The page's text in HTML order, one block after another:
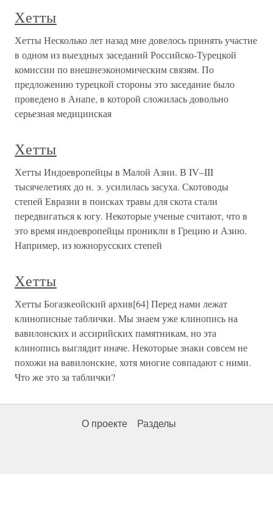
Хетты
Хетты Несколько лет назад мне довелось принять участие
в одном из выездных заседаний Российско-Турецкой
комиссии по внешнеэкономическим связям. По
предложению турецкой стороны это заседание было
проведено в Анапе, в которой сложилась довольно
серьезная медицинская
Хетты
Хетты Индоевропейцы в Малой Азии. В IV–III
тысячелетиях до н. э. усилилась засуха. Скотоводы
степей Евразии в поисках травы для скота стали
передвигаться к югу. Некоторые ученые считают, что в
это время индоевропейцы проникли в Грецию и Азию.
Например, из южнорусских степей
Хетты
Хетты Богазкеойский архив[64] Перед нами лежат
клинописные таблички. Мы знаем уже клинопись на
вавилонских и ассирийских памятникам, но эта
клинопись выглядит иначе. Некоторые знаки совсем не
похожи на вавилонские, хотя многие совпадают с ними.
Что же это за таблички?
О проекте Разделы